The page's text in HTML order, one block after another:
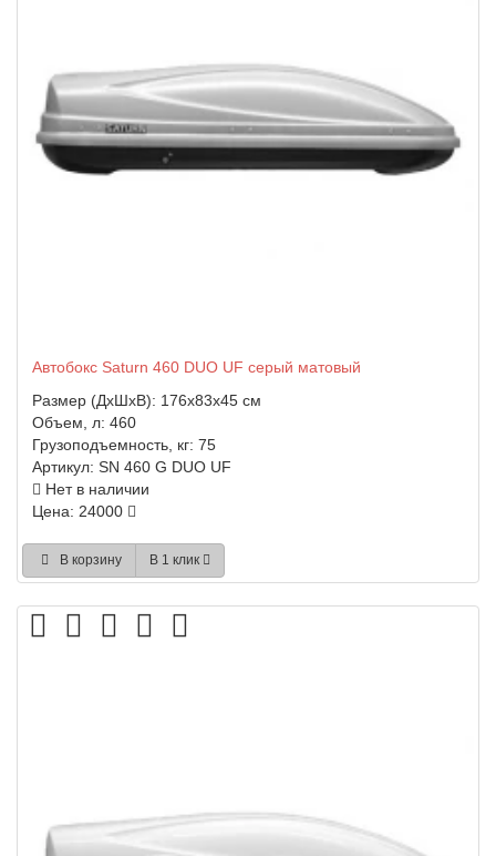
Автобокс Saturn 460 DUO UF серый матовый
Размер (ДхШхВ): 176x83x45 см
Объем, л: 460
Грузоподъемность, кг: 75
Артикул: SN 460 G DUO UF
Нет в наличии
Цена: 24000
В корзину В 1 клик